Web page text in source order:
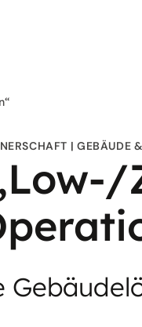
GEBÄUDE